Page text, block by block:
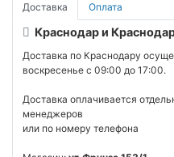
Доставка Оплата
Краснодар и
Доставка по Краснодару
воскресенье с 09:00 до 17:00.
Доставка оплачивается
менеджеров
или по номеру телефона